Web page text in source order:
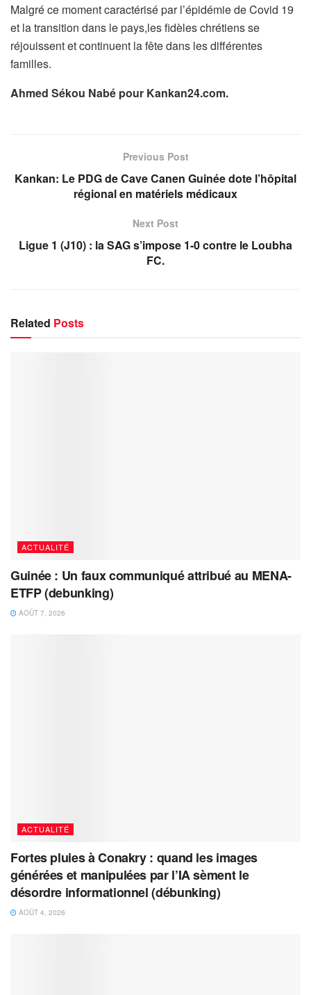
Malgré ce moment caractérisé par l’épidémie de Covid 19
et la transition dans le pays,les fidèles chrétiens se
réjouissent et continuent la fête dans les différentes
familles.
Ahmed Sékou Nabé pour Kankan24.com.
Previous Post
Kankan: Le PDG de Cave Canen Guinée dote l’hôpital
régional en matériels médicaux
Next Post
Ligue 1 (J10) : la SAG s’impose 1-0 contre le Loubha
FC.
Related Posts
ACTUALITÉ
Guinée : Un faux communiqué attribué au MENA-
ETFP (debunking)
AOÛT 7, 2026
ACTUALITÉ
Fortes pluies à Conakry : quand les images
générées et manipulées par l’IA sèment le
désordre informationnel (débunking)
AOÛT 4, 2026